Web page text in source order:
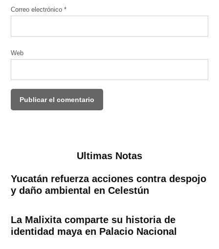
Correo electrónico*
Web
Ultimas Notas
Yucatán refuerza acciones contra despojo
y daño ambiental en Celestún
La Malixita comparte su historia de
identidad maya en Palacio Nacional